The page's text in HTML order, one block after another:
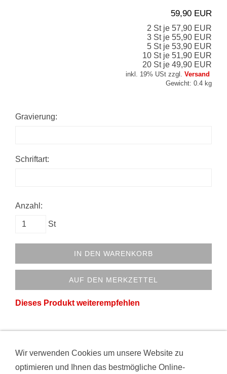
59,90 EUR
2 St je 57,90 EUR
3 St je 55,90 EUR
5 St je 53,90 EUR
10 St je 51,90 EUR
20 St je 49,90 EUR
inkl. 19% USt zzgl. Versand
Gewicht: 0.4 kg
Gravierung:
Schriftart:
Anzahl:
St
IN DEN WARENKORB
AUF DEN MERKZETTEL
Dieses Produkt weiterempfehlen
VERTRAG WIDERRUFEN AGB
DATENSCHUTZ
Wir verwenden Cookies um unsere Website zu
optimieren und Ihnen das bestmögliche Online-